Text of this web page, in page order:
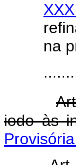
na
iodo às